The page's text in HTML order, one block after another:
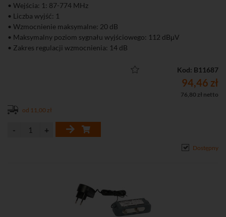
• Wejścia: 1: 87-774 MHz
• Liczba wyjść: 1
• Wzmocnienie maksymalne: 20 dB
• Maksymalny poziom sygnału wyjściowego: 112 dBμV
• Zakres regulacji wzmocnienia: 14 dB
Kod: B11687
94,46 zł
76,80 zł netto
od 11,00 zł
Dostępny